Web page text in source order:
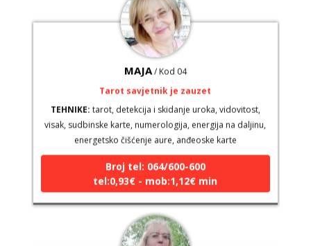
MAJA/ Kod 04
Tarot savjetnik je zauzet
tarot, detekcija i skidanje uroka, vidovitost,
visak, sudbinske karte, numerologija, energija na daljinu,
energetsko čišćenje aure, anđeoske karte
Broj tel: 064/600-600
tel:0,93€ - mob:1,12€ min